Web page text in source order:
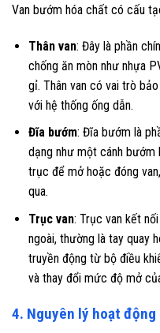
Van bướm hóa chất có cấu
Thân van: Đây là phần
chống ăn mòn như nhựa
gỉ. Thân van có vai trò
với hệ thống ống dẫn.
Đĩa bướm: Đĩa bướm là
dạng như một cánh bướm
trục để mở hoặc đóng
qua.
Trục van: Trục van kết
ngoài, thường là tay quay
truyền động từ bộ điều
và thay đổi mức độ mở
4. Nguyên lý hoạt động